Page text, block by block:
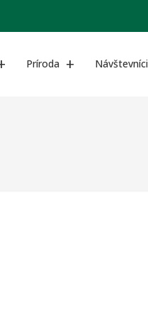
Príroda Návštevníci